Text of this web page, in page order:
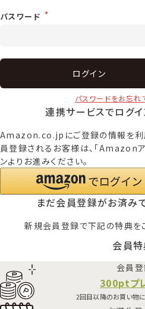
パスワード
ログイン
パスワードをお忘れ
連携サービスでログイ
Amazon.co.jpにご登録の情報を利
員登録されるお客様は、「Amazon
ンよりお進みください。
まだ会員登録がお済み
新規会員登録で下記の特典を
会員
会員
300ptプ
2回目以降のお買い物